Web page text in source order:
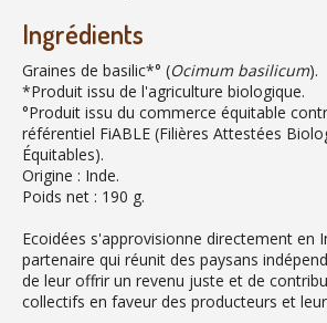
Ingrédients
Graines de basilic*° (Ocimum basilicum).
*Produit issu de l'agriculture biologique.
°Produit issu du commerce équitable
référentiel FiABLE (Filières Attestées
Équitables).
Origine : Inde.
Poids net : 190 g.
Ecoidées s'approvisionne directement en
partenaire qui réunit des paysans
de leur offrir un revenu juste et de
collectifs en faveur des producteurs et